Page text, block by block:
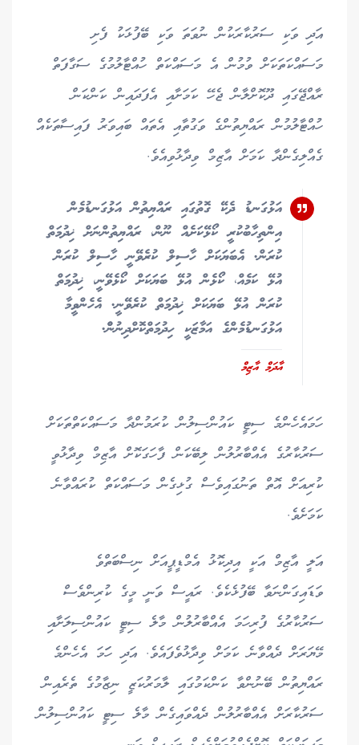
އަދި ވަކި ސަރުކާރަކުން ނުވަތަ ވަކި ބޭފުޅަކު ފެށި
މަސައްކަތަކަށް ވުމުން އެ މަސައްކަތް ހުއްޓާލުމުގެ ސަގާފަތް
ރާއްޖޭގައި ދޫކޮށްލާން ޖެހޭ ކަމަށާއި އެފަދައިން ކަންކަން
ހުއްޓާލުމުން ރައްޔިތުންގެ ވަގުތާއި އެތައް ބައިވަރު ފައިސާތަކެއް
ގެއްލިގެންދާ ކަމަށް އާޒިމް ވިދާޅުވިއެވެ.
އަޅުގަނޑު ދެކޭ ގޮތުގައި ރައްޔިތުން އަޅުގަނޑުމެން
އިންތިހާބުކުރީ ކޯޅޭކަށެއް ނޫން، ރައްޔިތުންނަށް ޚިދުމަތް
ކުރަން. އެބަޔަކަށް ހާސިލް ކުރެވޭނީ ހާސިލް ކުރަން
އުޅޭ ކަމެއް، ކޯޅެން އުޅޭ ބަޔަކަށް ކޯޅެވޭނީ، ޚިދުމަތް
ކުރަން އުޅޭ ބަޔަކަށް ޚިދުމަތް ކުރެވޭނީ. އެހެންވީމާ
އަޅުގަނޑުމެންގެ އަމާޒަކީ ހިދުމަތްކޮށްދިނުންް.
އާދަމް އާޒިމް
ހަމައެހެންމެ ސިޓީ ކައުންސިލުން ކުރަމުންދާ މަސައްކަތްތަކަށް
ސަރުކާރުގެ އެއްބާރުލުން ލިބޭކަން ފާހަގަކޮށް އާޒިމް ވިދާޅުވީ
ކުރިއަށް އޮތް ތަނުގައިވެސް ގުޅިގެން މަސައްކަތް ކުރައްވާނެ
ކަމަށެވެ.
އަލީ އާޒިމް އަކީ އިދިކޮޅު އެމްޑީޕީއަށް ނިސްބަތްވެ
ވަޑައިގަންނަވާ ބޭފުޅެކެވެ. ރައީސް ވަނީ މީގެ ކުރިންވެސް
ސަރުކާރުގެ ފުރިހަމަ އެއްބާރުލުން މާލެ ސިޓީ ކައުންސިލަށާއި
މޭޔަރަށް ދެއްވާނެ ކަމަށް ވިދާޅުވެފައެވެ. އަދި ހަަމަ އެހެންމެ
ރައްޔިތުން ބޭނުންވާ ކަންކަމުގައި ލާމަރުކަޒީ ނިޒާމުގެ ތެރެއިން
ސަރުކާރަށް އެއްބާރުލުން ދެއްވައިގެން މާލެ ސިޓީ ކައުންސިލުން